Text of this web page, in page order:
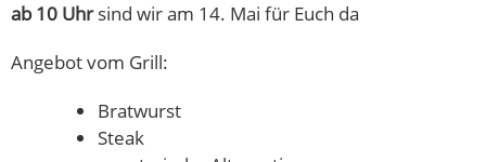
ab 10 Uhrsind wir am 14. Mai für Euch da
Angebot vom Grill:
Bratwurst
Steak